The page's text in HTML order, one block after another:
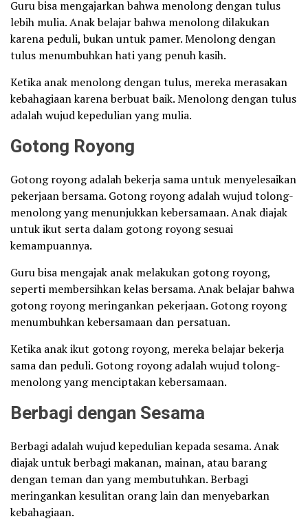
Guru bisa mengajarkan bahwa menolong dengan tulus
lebih mulia. Anak belajar bahwa menolong dilakukan
karena peduli, bukan untuk pamer. Menolong dengan
tulus menumbuhkan hati yang penuh kasih.
Ketika anak menolong dengan tulus, mereka merasakan
kebahagiaan karena berbuat baik. Menolong dengan tulus
adalah wujud kepedulian yang mulia.
Gotong Royong
Gotong royong adalah bekerja sama untuk menyelesaikan
pekerjaan bersama. Gotong royong adalah wujud tolong-
menolong yang menunjukkan kebersamaan. Anak diajak
untuk ikut serta dalam gotong royong sesuai
kemampuannya.
Guru bisa mengajak anak melakukan gotong royong,
seperti membersihkan kelas bersama. Anak belajar bahwa
gotong royong meringankan pekerjaan. Gotong royong
menumbuhkan kebersamaan dan persatuan.
Ketika anak ikut gotong royong, mereka belajar bekerja
sama dan peduli. Gotong royong adalah wujud tolong-
menolong yang menciptakan kebersamaan.
Berbagi dengan Sesama
Berbagi adalah wujud kepedulian kepada sesama. Anak
diajak untuk berbagi makanan, mainan, atau barang
dengan teman dan yang membutuhkan. Berbagi
meringankan kesulitan orang lain dan menyebarkan
kebahagiaan.